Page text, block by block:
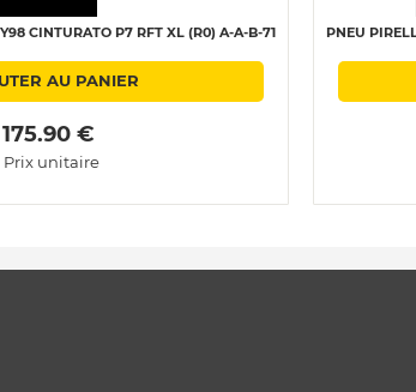
CINTURATO P7 RFT XL (R0) A-A-B-71
AU PANIER
175.90 €
Prix unitaire
PNEU